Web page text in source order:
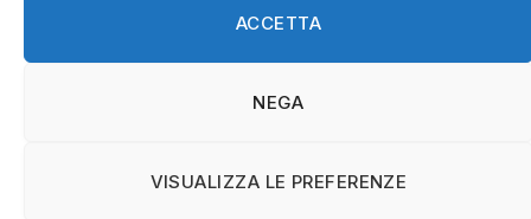
ACCETTA
NEGA
VISUALIZZA LE PREFERENZE